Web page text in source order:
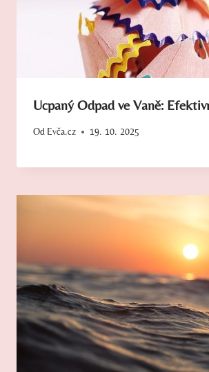
Ucpaný Odpad ve Vaně:
Od Evča.cz 19. 10. 2025